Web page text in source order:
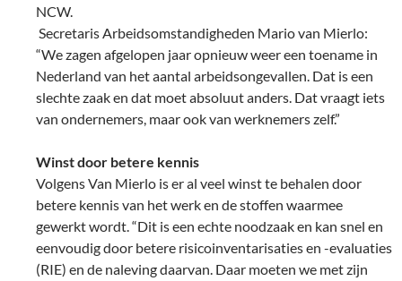
NCW.
Secretaris Arbeidsomstandigheden Mario van Mierlo:
“We zagen afgelopen jaar opnieuw weer een toename in
Nederland van het aantal arbeidsongevallen. Dat is een
slechte zaak en dat moet absoluut anders. Dat vraagt iets
van ondernemers, maar ook van werknemers zelf.”
Winst door betere kennis
Volgens Van Mierlo is er al veel winst te behalen door
betere kennis van het werk en de stoffen waarmee
gewerkt wordt. “Dit is een echte noodzaak en kan snel en
eenvoudig door betere risicoinventarisaties en -evaluaties
(RIE) en de naleving daarvan. Daar moeten we met zijn